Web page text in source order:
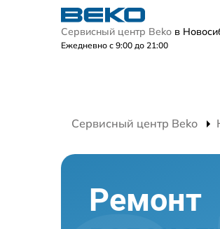
Сервисный центр Beko в
Ежедневно с 9:00 до 21:00
Сервисный центр Beko
Ремонт